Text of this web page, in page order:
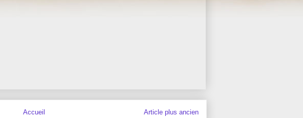
Article plus ancien
Accueil